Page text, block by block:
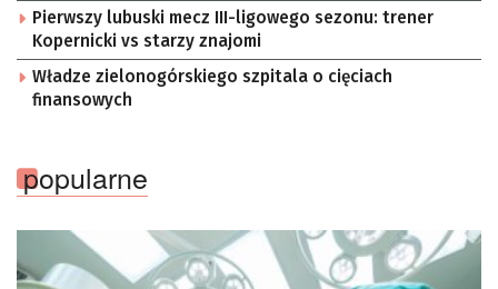
Pierwszy lubuski mecz III-ligowego sezonu: trener
Kopernicki vs starzy znajomi
Władze zielonogórskiego szpitala o cięciach
finansowych
popularne